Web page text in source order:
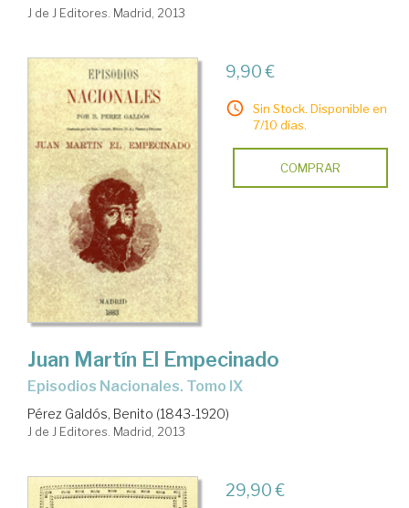
J de J Editores. Madrid, 2013
9,90 €
Sin Stock. Disponible en
7/10 días.
COMPRAR
Juan Martín El Empecinado
Episodios Nacionales. Tomo IX
Pérez Galdós, Benito (1843-1920)
J de J Editores. Madrid, 2013
29,90 €